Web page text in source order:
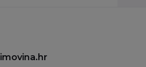
imovina.hr